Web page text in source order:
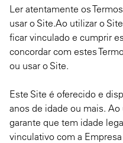
Ler atentamente os
usar o Site.Ao utilizar o
ficar vinculado e cumprir
concordar com estes
ou usar o Site.
Este Site é oferecido e
anos de idade ou mais.
garante que tem idade
vinculativo com a